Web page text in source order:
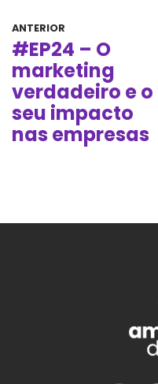
ANTERIOR
#EP24 – O
marketing
verdadeiro e o
seu impacto
nas empresas